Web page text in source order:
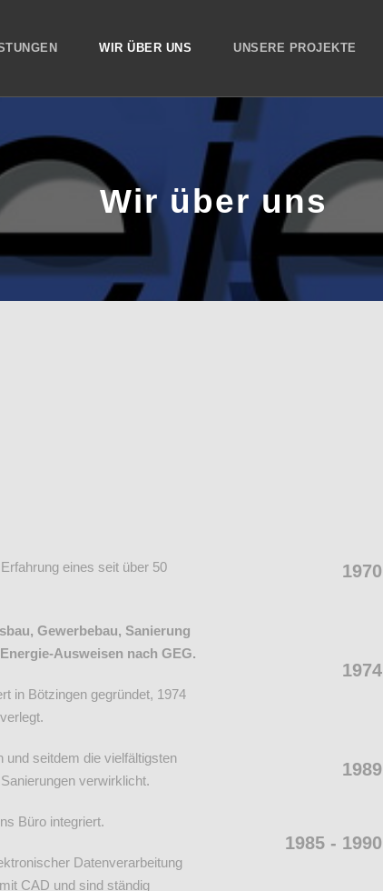
WIR ÜBER UNS UNSERE PROJEKTE
Wir über uns
eines seit über 50
Gewerbebau, Sanierung
Ausweisen nach GEG.
in Bötzingen gegründet, 1974
und seitdem die vielfältigsten
verwirklicht.
Büro integriert.
Datenverarbeitung
CAD und sind ständig
1970
1974
1989
1985 - 1990